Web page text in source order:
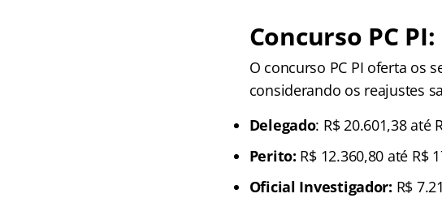
Concurso PC
O concurso PC PI oferta os
considerando os reajustes
Delegado: R$ 20.601,38 até
Perito: R$ 12.360,80 até R$
Oficial Investigador: R$